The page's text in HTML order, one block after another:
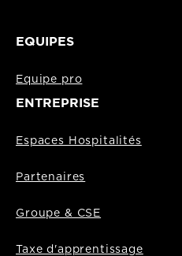
EQUIPES
Equipe pro
ENTREPRISE
Espaces Hospitalités
Partenaires
Groupe & CSE
Taxe d'apprentissage